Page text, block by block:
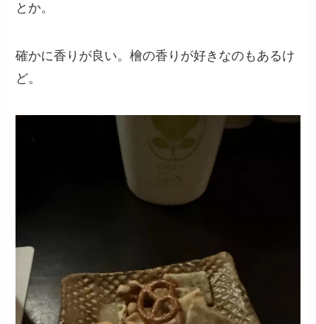
とか。
確かに香りが良い。檜の香りが好きなのもあるけ
ど。